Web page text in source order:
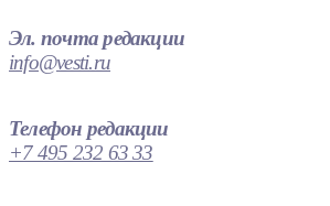
Эл. почта редакции
info@vesti.ru
Телефон редакции
+7 495 232 63 33